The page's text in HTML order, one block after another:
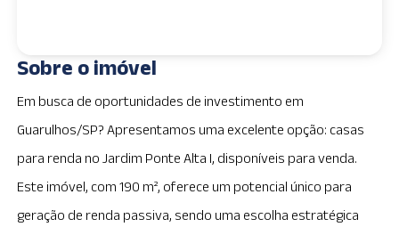
+
1
Sobre o imóvel
Em busca de oportunidades de investimento em
Guarulhos/SP? Apresentamos uma excelente opção: casas
para renda no Jardim Ponte Alta I, disponíveis para venda.
Este imóvel, com 190 m², oferece um potencial único para
geração de renda passiva, sendo uma escolha estratégica